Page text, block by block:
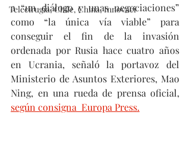
Telecirugía, Chile, China, Innovaci
a “un diálogo y unas negociaciones”
como “la única vía viable” para
conseguir el fin de la invasión
ordenada por Rusia hace cuatro años
en Ucrania, señaló la portavoz del
Ministerio de Asuntos Exteriores, Mao
según consigna  Europa Press.